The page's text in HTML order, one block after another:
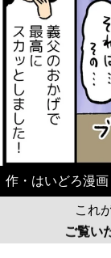
作・はいどろ漫画
これ
ご覧い